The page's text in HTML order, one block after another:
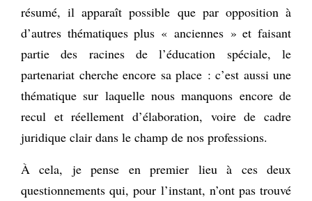
résumé, il apparaît possible que par opposition à
d’autres thématiques plus « anciennes » et faisant
partie des racines de l’éducation spéciale, le
partenariat cherche encore sa place : c’est aussi une
thématique sur laquelle nous manquons encore de
recul et réellement d’élaboration, voire de cadre
juridique clair dans le champ de nos professions.
À cela, je pense en premier lieu à ces deux
questionnements qui, pour l’instant, n’ont pas trouvé